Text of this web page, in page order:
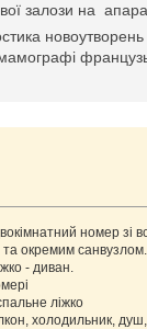
залози на
номер зі
та окремим санвузлом.
- диван.
ліжко
холодильник, душ,